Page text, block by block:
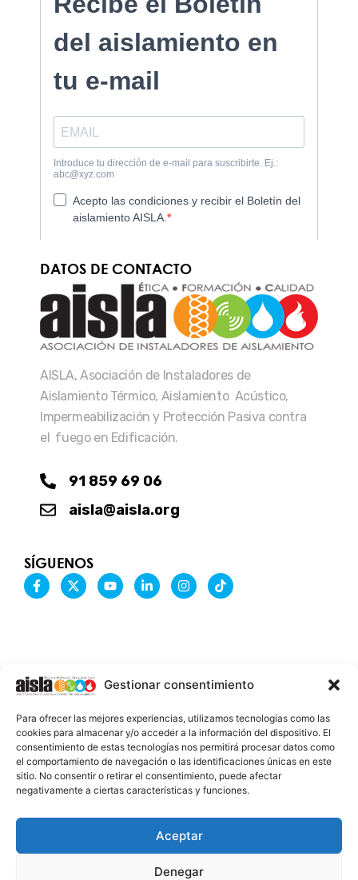
Gestionar consentimiento
Para ofrecer las mejores experiencias, utilizamos tecnologías como las
cookies para almacenar y/o acceder a la información del dispositivo. El
consentimiento de estas tecnologías nos permitirá procesar datos como
el comportamiento de navegación o las identificaciones únicas en este
sitio. No consentir o retirar el consentimiento, puede afectar
negativamente a ciertas características y funciones.
Aceptar
Denegar
DATOS DE CONTACTO
AISLA, Asociación de Instaladores de
Aislamiento Térmico, Aislamiento Acústico,
Impermeabilización y Protección Pasiva contra
el fuego en Edificación.
91 859 69 06
aisla@aisla.org
SÍGUENOS
F
a
c
-
f
X
-
t
r
Y
o
u
L
i
n
-
i
I
n
s
m
T
i
k
INFORMACIÓN LEGAL
AVISO LEGAL
PROTECCIÓN DE DATOS
POLÍTICA DE COOKIES